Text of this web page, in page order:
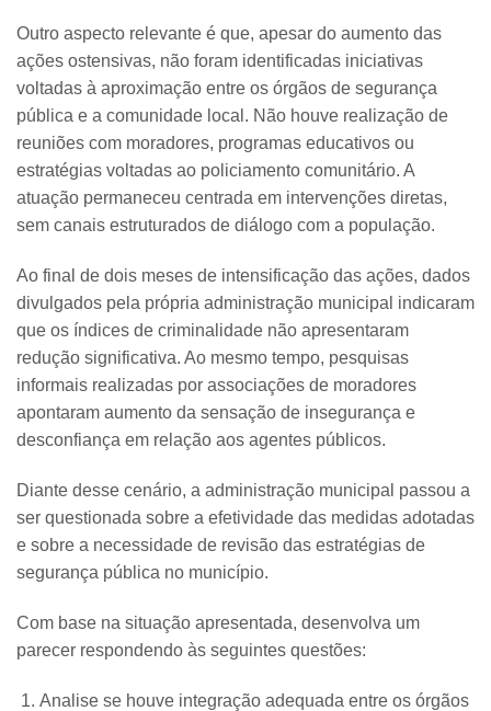
Outro aspecto relevante é que, apesar do aumento das
ações ostensivas, não foram identificadas iniciativas
voltadas à aproximação entre os órgãos de segurança
pública e a comunidade local. Não houve realização de
reuniões com moradores, programas educativos ou
estratégias voltadas ao policiamento comunitário. A
atuação permaneceu centrada em intervenções diretas,
sem canais estruturados de diálogo com a população.
Ao final de dois meses de intensificação das ações, dados
divulgados pela própria administração municipal indicaram
que os índices de criminalidade não apresentaram
redução significativa. Ao mesmo tempo, pesquisas
informais realizadas por associações de moradores
apontaram aumento da sensação de insegurança e
desconfiança em relação aos agentes públicos.
Diante desse cenário, a administração municipal passou a
ser questionada sobre a efetividade das medidas adotadas
e sobre a necessidade de revisão das estratégias de
segurança pública no município.
Com base na situação apresentada, desenvolva um
parecer respondendo às seguintes questões:
Analise se houve integração adequada entre os órgãos